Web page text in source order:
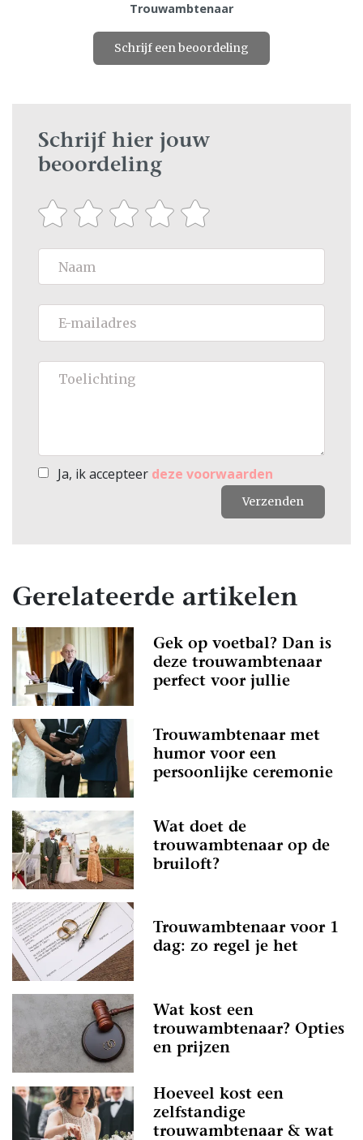
Trouwambtenaar
Schrijf een beoordeling
Schrijf hier jouw
beoordeling
Ja, ik accepteer deze voorwaarden
Verzenden
Gerelateerde artikelen
Gek op voetbal? Dan is
deze trouwambtenaar
perfect voor jullie
Trouwambtenaar met
humor voor een
persoonlijke ceremonie
Wat doet de
trouwambtenaar op de
bruiloft?
Trouwambtenaar voor 1
dag: zo regel je het
Wat kost een
trouwambtenaar? Opties
en prijzen
Hoeveel kost een
zelfstandige
trouwambtenaar & wat